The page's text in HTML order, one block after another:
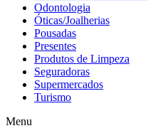
Odontologia
Óticas/Joalherias
Pousadas
Presentes
Produtos de Limpeza
Seguradoras
Supermercados
Turismo
Menu